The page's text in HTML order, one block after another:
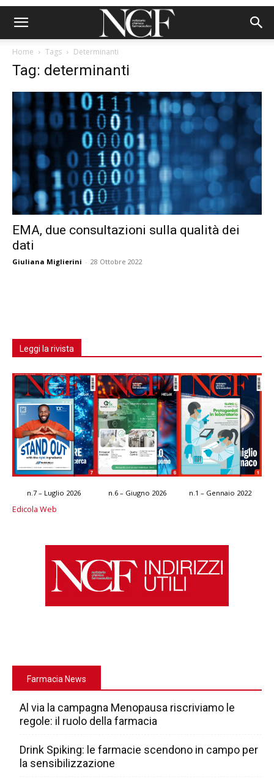
Home Tags Determinanti
Tag: determinanti
EMA, due consultazioni sulla qualità dei
dati
Giuliana Miglierini - 28 Ottobre 2022
Leggi la rivista
n.7 – Luglio 2026 n.6 – Giugno 2026 n.1 – Gennaio 2022
Edicola Web
Farmacia News
Al via la campagna Menopausa riscriviamo le
regole: il ruolo della farmacia
Drink Spiking: le farmacie scendono in campo per
la sensibilizzazione